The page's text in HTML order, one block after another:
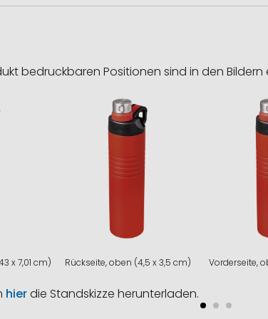
bedruckbaren Positionen sind in den
x 7,01 cm) Rückseite, oben (4,5 x 3,5 cm) Vorderseite,
hierdie Standskizze herunterladen.